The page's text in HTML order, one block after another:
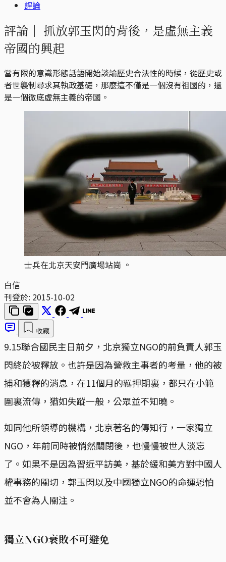
評論
評論｜ 抓放郭玉閃的背後，是虛無主義
帝國的興起
當有限的意識形態話語開始談論歷史合法性的時候，從歷史或
者世襲制尋求其執政基礎，那麼這不僅是一個沒有祖國的，還
是一個徹底虛無主義的帝國。
士兵在北京天安門廣場站崗 。
白信
刊登於: 2015-10-02
收藏
9.15聯合國民主日前夕，北京獨立NGO的前負責人郭玉
閃終於被釋放。也許是因為營救主事者的考量，他的被
捕和獲釋的消息，在11個月的羈押期裏，都只在小範
圍裏流傳，猶如失蹤一般，公眾並不知曉。
如同他所領導的機構，北京著名的傳知行，一家獨立
NGO，年前同時被悄然關閉後，也慢慢被世人淡忘
了。如果不是因為習近平訪美，基於緩和美方對中國人
權事務的關切，郭玉閃以及中國獨立NGO的命運恐怕
並不會為人關注。
獨立NGO衰敗不可避免